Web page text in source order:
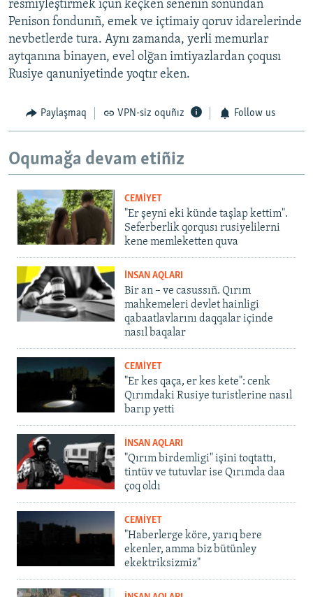
resmiyleştirmek içün keçken seneniñ soñundan
Penison fondunıñ, emek ve içtimaiy qoruv idarelerinde
nevbetlerde tura. Aynı zamanda, yerli memurlar
aytqanına binayen, evel olğan imtiyazlardan çoqusı
Rusiye qanuniyetinde yoqtır eken.
Paylaşmaq VPN-siz oquñız Follow us
Oqumağa devam etiñiz
CEMİYET
"Er şeyni eki künde taşlap kettim".
Seferberlik qorqusı rusiyelilerni
kene memleketten quva
İNSAN AQLARI
Bir an – ve casussıñ. Qırım
mahkemeleri devlet hainligi
qabaatlavlarını daqqalar içinde
nasıl baqalar
CEMİYET
"Er kes qaça, er kes kete": cenk
Qırımdaki Rusiye turistlerine nasıl
barıp yetti
İNSAN AQLARI
"Qırım birdemligi" işini toqtattı,
tintüv ve tutuvlar ise Qırımda daa
çoq oldı
CEMİYET
"Haberlerge köre, yarıq bere
ekenler, amma biz bütünley
ekektriksizmiz"